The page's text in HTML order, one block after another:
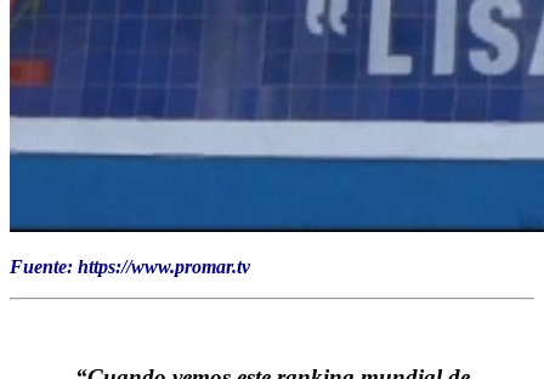
Fuente: https://www.promar.tv